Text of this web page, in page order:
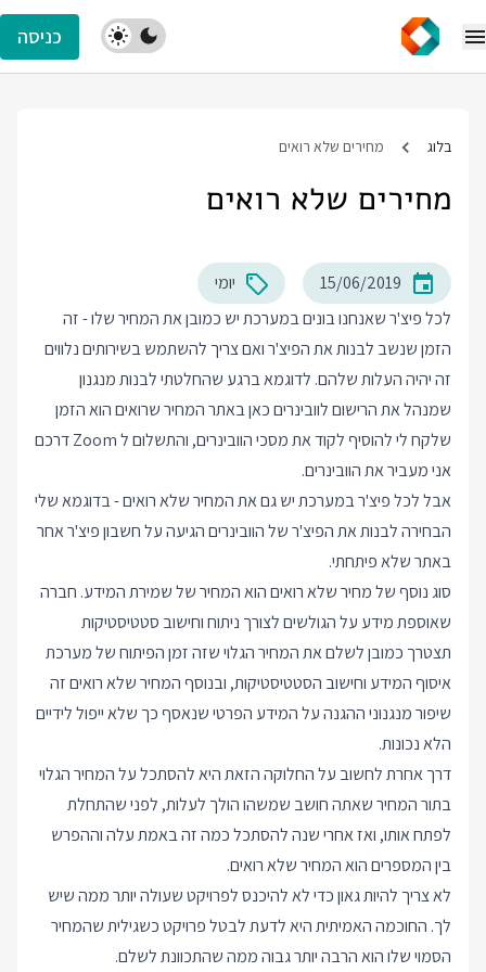
כניסה
בלוג מחירים שלא רואים
מחירים שלא רואים
15/06/2019
יומי
לכל פיצ'ר שאנחנו בונים במערכת יש כמובן את המחיר שלו - זה
הזמן שנשב לבנות את הפיצ'ר ואם צריך להשתמש בשירותים נלווים
זה יהיה העלות שלהם. לדוגמא ברגע שהחלטתי לבנות מנגנון
שמנהל את הרישום לוובינרים כאן באתר המחיר שרואים הוא הזמן
שלקח לי להוסיף לקוד את מסכי הוובינרים, והתשלום ל Zoom דרכם
אני מעביר את הוובינרים.
אבל לכל פיצ'ר במערכת יש גם את המחיר שלא רואים - בדוגמא שלי
הבחירה לבנות את הפיצ'ר של הוובינרים הגיעה על חשבון פיצ'ר אחר
באתר שלא פיתחתי.
סוג נוסף של מחיר שלא רואים הוא המחיר של שמירת המידע. חברה
שאוספת מידע על הגולשים לצורך ניתוח וחישוב סטטיסטיקות
תצטרך כמובן לשלם את המחיר הגלוי שזה זמן הפיתוח של מערכת
איסוף המידע וחישוב הסטטיסטיקות, ובנוסף המחיר שלא רואים זה
שיפור מנגנוני ההגנה על המידע הפרטי שנאסף כך שלא ייפול לידיים
הלא נכונות.
דרך אחרת לחשוב על החלוקה הזאת היא להסתכל על המחיר הגלוי
בתור המחיר שאתה חושב שמשהו הולך לעלות, לפני שהתחלת
לפתח אותו, ואז אחרי שנה להסתכל כמה זה באמת עלה וההפרש
בין המספרים הוא המחיר שלא רואים.
לא צריך להיות גאון כדי לא להיכנס לפרויקט שעולה יותר ממה שיש
לך. החוכמה האמיתית היא לדעת לבטל פרויקט כשגילית שהמחיר
הסמוי שלו הוא הרבה יותר גבוה ממה שהתכוונת לשלם.